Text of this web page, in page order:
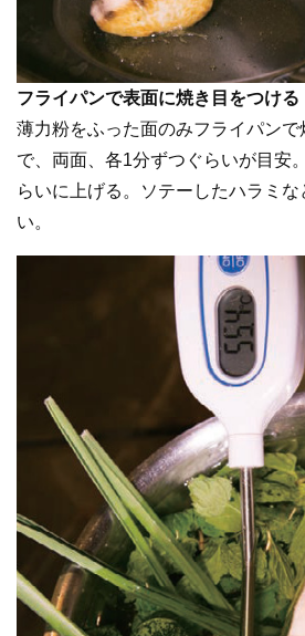
フライパンで表面に焼き目をつける
薄力粉をふった面のみフライパン
で、両面、各1分ずつぐらいが目安
らいに上げる。ソテーしたハラミ
い。